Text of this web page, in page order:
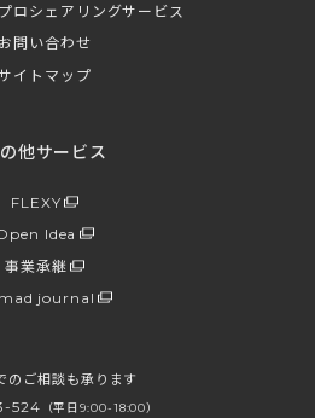
ロシェアリングサービス
お問い合わせ
イトマップ
他サービス
FLEXY
Idea
事業承継
journal
のご相談も承ります
524 （平日9:00-18:00）